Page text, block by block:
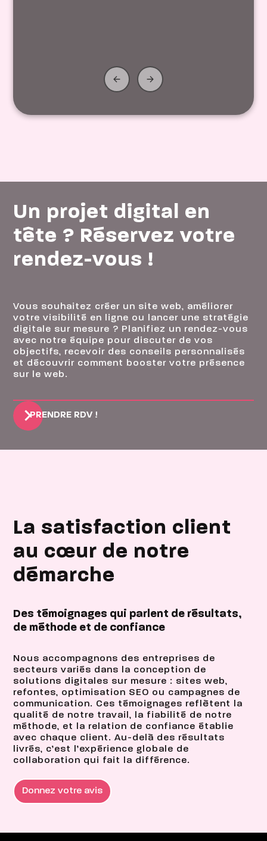
Un projet digital en
tête ? Réservez votre
rendez-vous !
Vous souhaitez créer un site web, améliorer
votre visibilité en ligne ou lancer une stratégie
digitale sur mesure ? Planifiez un rendez-vous
avec notre équipe pour discuter de vos
objectifs, recevoir des conseils personnalisés
et découvrir comment booster votre présence
sur le web.
PRENDRE RDV !
La satisfaction client
au cœur de notre
démarche
Des témoignages qui parlent de résultats,
de méthode et de confiance
Nous accompagnons des entreprises de
secteurs variés dans la conception de
solutions digitales sur mesure : sites web,
refontes, optimisation SEO ou campagnes de
communication. Ces témoignages reflètent la
qualité de notre travail, la fiabilité de notre
méthode, et la relation de confiance établie
avec chaque client. Au-delà des résultats
livrés, c’est l’expérience globale de
collaboration qui fait la différence.
Donnez votre avis